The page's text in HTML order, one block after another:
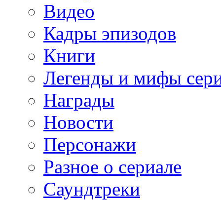
Видео
Кадры эпизодов
Книги
Легенды и мифы
Награды
Новости
Персонажи
Разное о сериале
Саундтреки